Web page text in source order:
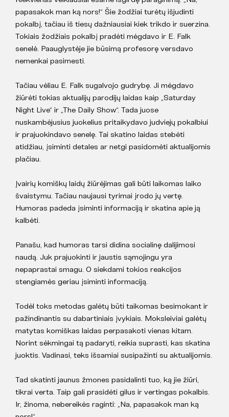
papasakok man ką nors!“ Šie žodžiai turėtų išjudinti
pokalbį, tačiau iš tiesų dažniausiai kiek trikdo ir suerzina.
Tokiais žodžiais pokalbį pradėti mėgdavo ir E. Falk
senelė. Paauglystėje jie būsimą profesorę versdavo
nemenkai pasimesti.
Tačiau vėliau E. Falk sugalvojo gudrybę. Ji mėgdavo
žiūrėti tokias aktualijų parodijų laidas kaip „Saturday
Night Live“ ir „The Daily Show“. Tada juose
nuskambėjusius juokelius pritaikydavo judviejų pokalbiui
ir prajuokindavo senelę. Tai skatino laidas stebėti
atidžiau, įsiminti detales ar netgi pasidomėti aktualijomis
plačiau.
Įvairių komiškų laidų žiūrėjimas gali būti laikomas laiko
švaistymu. Tačiau naujausi tyrimai įrodo jų vertę.
Humoras padeda įsiminti informaciją ir skatina apie ją
kalbėti.
Panašu, kad humoras tarsi didina socialinę dalijimosi
naudą. Juk prajuokinti ir jaustis sąmojingu yra
nepaprastai smagu. O siekdami tokios reakcijos
stengiamės geriau įsiminti informaciją.
Todėl toks metodas galėtų būti taikomas besimokant ir
pažindinantis su dabartiniais įvykiais. Moksleiviai galėtų
matytas komiškas laidas perpasakoti vienas kitam.
Norint sėkmingai tą padaryti, reikia suprasti, kas skatina
juoktis. Vadinasi, teks išsamiai susipažinti su aktualijomis.
Tad skatinti jaunus žmones pasidalinti tuo, ką jie žiūri,
tikrai verta. Taip gali prasidėti gilus ir vertingas pokalbis.
Ir, žinoma, nebereikės raginti: „Na, papasakok man ką